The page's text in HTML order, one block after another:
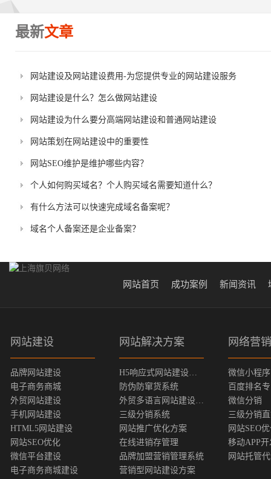
最新文章
网站建设及网站建设费用-为您提供专业的网站建设服务
网站建设是什么？怎么做网站建设
网站建设为什么要分高端网站建设和普通网站建设
网站策划在网站建设中的重要性
网站SEO维护是维护哪些内容？
个人如何购买域名？个人购买域名需要知道什么？
有什么方法可以快速完成域名备案呢？
域名个人备案还是企业备案？
网站首页 成功案例 新闻资讯
网站建设
品牌网站建设
电子商务商城
外贸网站建设
手机网站建设
HTML5网站建设
网站SEO优化
微信平台建设
电子商务商城建设
网站解决方案
H5响应式网站建设方案
防伪防窜货系统
外贸多语言网站建设方案
三级分销系统
网站推广优化方案
在线进销存管理
品牌加盟营销管理系统
营销型网站建设方案
网络营销
微信小程序
百度排名
微信分销
三级分销
网站SEO
移动APP开
网站托管